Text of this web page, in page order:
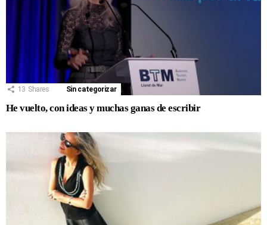
13 Shares Sin categorizar
He vuelto, con ideas y muchas ganas de escribir